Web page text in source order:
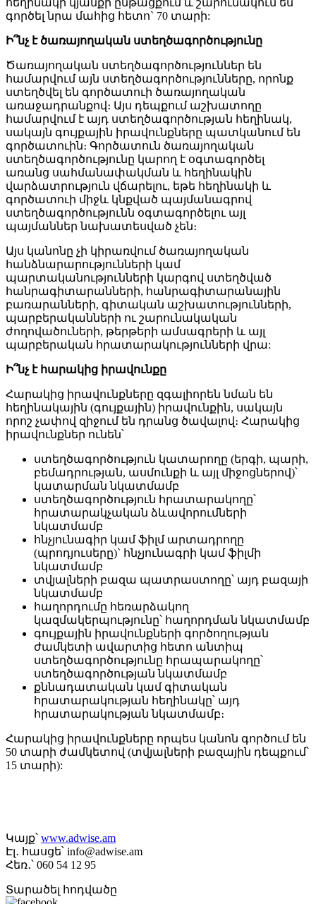
գործել նրա մահից հետո` 70 տարի:
Ի՞նչ է ծառայողական ստեղծագործությունը
Ծառայողական ստեղծագործություններ են
համարվում այն ստեղծագործությունները, որոնք
ստեղծվել են գործատուի ծառայողական
առաջադրանքով։ Այս դեպքում աշխատողը
համարվում է այդ ստեղծագործության հեղինակ,
սակայն գույքային իրավունքները պատկանում են
գործատուին։ Գործատուն ծառայողական
ստեղծագործությունը կարող է օգտագործել
առանց սահմանափակման և հեղինակին
վարձատրություն վճարելու, եթե հեղինակի և
գործատուի միջև կնքված պայմանագրով
ստեղծագործությունն օգտագործելու այլ
պայմաններ նախատեսված չեն։
Այս կանոնը չի կիրառվում ծառայողական
հանձնարարությունների կամ
պարտականությունների կարգով ստեղծված
հանրագիտարանների, հանրագիտարանային
բառարանների, գիտական աշխատությունների,
պարբերականների ու շարունակական
ժողովածուների, թերթերի ամսագրերի և այլ
պարբերական հրատարակությունների վրա:
Ի՞նչ է հարակից իրավունքը
Հարակից իրավունքները զգալիորեն նման են
հեղինակային (գույքային) իրավունքին, սակայն
որոշ չափով զիջում են դրանց ծավալով։ Հարակից
իրավունքներ ունեն՝
ստեղծագործություն կատարողը (երգի, պարի,
բեմադրության, ասմունքի և այլ միջոցներով)՝
կատարման նկատմամբ
ստեղծագործություն հրատարակողը՝
հրատարակչական ձևավորումների
նկատմամբ
հնչյունագիր կամ ֆիլմ արտադրողը
(պրոդյուսերը)` հնչյունագրի կամ ֆիլմի
նկատմամբ
տվյալների բազա պատրաստողը՝ այդ բազայի
նկատմամբ
հաղորդումը հեռարձակող
կազմակերպությունը՝ հաղորդման նկատմամբ
գույքային իրավունքների գործողության
ժամկետի ավարտից հետո անտիպ
ստեղծագործությունը հրապարակողը՝
ստեղծագործության նկատմամբ
քննադատական կամ գիտական
հրատարակության հեղինակը՝ այդ
հրատարակության նկատմամբ։
Հարակից իրավունքները որպես կանոն գործում են
50 տարի ժամկետով (տվյալների բազային դեպքում՝
15 տարի):
Կայք՝ www.adwise.am
Էլ․ հասցե՝ info@adwise.am
Հեռ․՝ 060 54 12 95
Տարածել հոդվածը